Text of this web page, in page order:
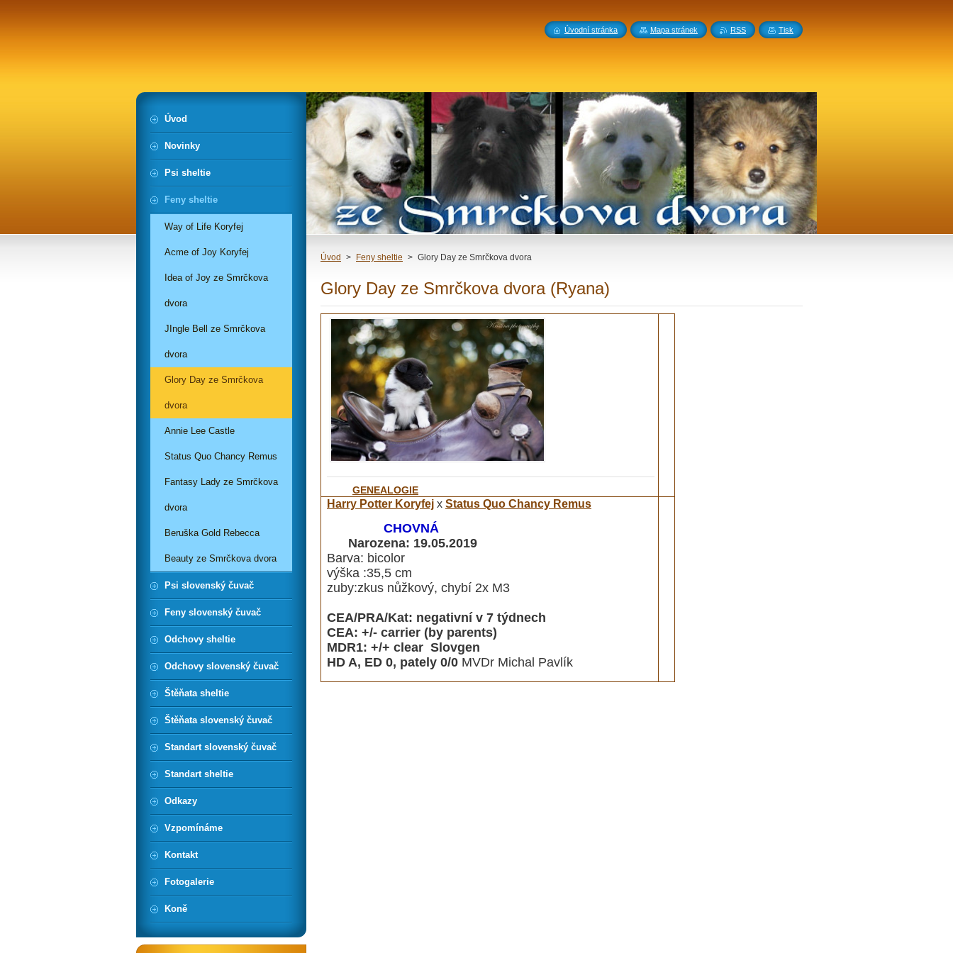
Úvod > Feny sheltie > Glory Day ze Smrčkova dvora
Glory Day ze Smrčkova dvora (Ryana)
GENEALOGIE
Harry Potter Koryfej x Status Quo Chancy Remus
CHOVNÁ
Narozena: 19.05.2019
Barva: bicolor
výška :35,5 cm
zuby:zkus nůžkový, chybí 2x M3
CEA/PRA/Kat: negativní v 7 týdnech
CEA: +/- carrier (by parents)
MDR1: +/+ clear Slovgen
HD A, ED 0, pately 0/0 MVDr Michal Pavlík
Úvod
Novinky
Psi sheltie
Feny sheltie
Way of Life Koryfej
Acme of Joy Koryfej
Idea of Joy ze Smrčkova
dvora
JIngle Bell ze Smrčkova
dvora
Glory Day ze Smrčkova
dvora
Annie Lee Castle
Status Quo Chancy Remus
Fantasy Lady ze Smrčkova
dvora
Beruška Gold Rebecca
Beauty ze Smrčkova dvora
Psi slovenský čuvač
Feny slovenský čuvač
Odchovy sheltie
Odchovy slovenský čuvač
Štěňata sheltie
Štěňata slovenský čuvač
Standart slovenský čuvač
Standart sheltie
Odkazy
Vzpomínáme
Kontakt
Fotogalerie
Koně
Úvodní stránka Mapa stránek RSS Tisk